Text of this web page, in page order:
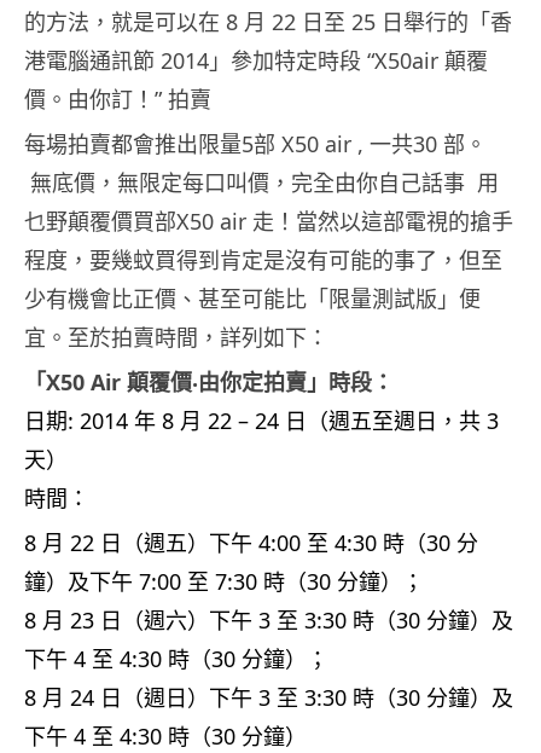
的方法，就是可以在 8 月 22 日至 25 日舉行的「香
港電腦通訊節 2014」參加特定時段 “X50air 顛覆
價。由你訂！” 拍賣
每場拍賣都會推出限量5部 X50 air , 一共30 部。
無底價，無限定每口叫價，完全由你自己話事 用
乜野顛覆價買部X50 air 走！當然以這部電視的搶手
程度，要幾蚊買得到肯定是沒有可能的事了，但至
少有機會比正價、甚至可能比「限量測試版」便
宜。至於拍賣時間，詳列如下：
「X50 Air 顛覆價‧由你定拍賣」時段：
日期: 2014 年 8 月 22 – 24 日（週五至週日，共 3
天）
時間：
8 月 22 日（週五）下午 4:00 至 4:30 時（30 分
鐘）及下午 7:00 至 7:30 時（30 分鐘）；
8 月 23 日（週六）下午 3 至 3:30 時（30 分鐘）及
下午 4 至 4:30 時（30 分鐘）；
8 月 24 日（週日）下午 3 至 3:30 時（30 分鐘）及
下午 4 至 4:30 時（30 分鐘）